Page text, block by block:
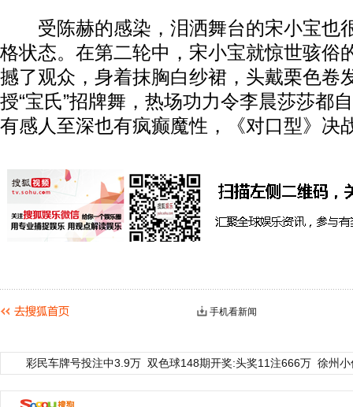
受陈赫的感染，泪洒舞台的宋小宝也
格状态。在第二轮中，宋小宝就惊世骇俗
撼了观众，身着抹胸白纱裙，头戴栗色卷
授“宝氏”招牌舞，热场功力令李晨莎莎都
有感人至深也有疯癫魔性，《对口型》决
手机看新闻
彩民车牌号投注中3.9万 双色球148期开奖:头奖11注666万 徐州